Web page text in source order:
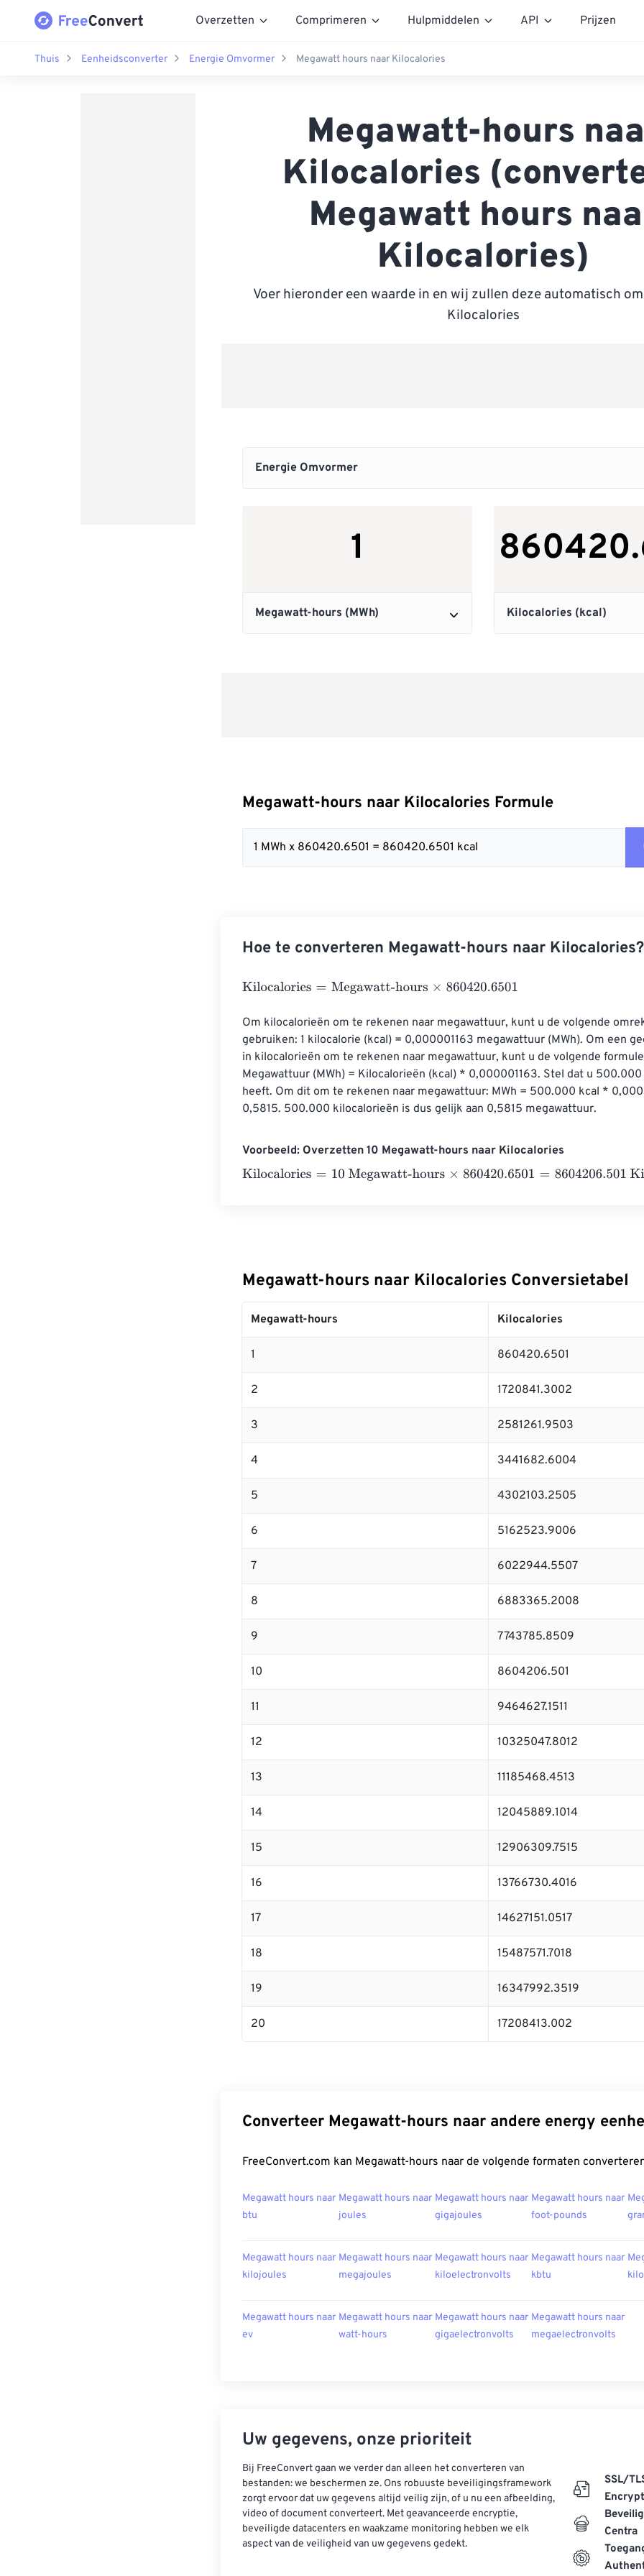
Overzetten Comprimeren Hulpmiddelen API Prijzen
Thuis Eenheidsconverter Energie Omvormer Megawatt hours naar Kilocalories
Megawatt-hours
Kilocalories
Megawatt hours
Kilocalories)
Voer hieronder een waarde in en wij zullen deze automatisch
Kilocalories
Megawatt-hours naar Kilocalories Formule
1 MWh x 860420.6501 = 860420.6501 kcal
Hoe te converteren Megawatt-hours naar Kilocalories?
Kilocalories=Megawatt-hours×860420.6501
Om kilocalorieën om te rekenen naar megawattuur, kunt u de volgende
gebruiken: 1 kilocalorie (kcal) = 0,000001163 megawattuur (MWh). Om een
in kilocalorieën om te rekenen naar megawattuur, kunt u de volgende
Megawattuur (MWh) = Kilocalorieën (kcal) * 0,000001163. Stel dat u
heeft. Om dit om te rekenen naar megawattuur: MWh = 500.000 kcal *
0,5815. 500.000 kilocalorieën is dus gelijk aan 0,5815 megawattuur.
Voorbeeld: Overzetten 10 Megawatt-hours naar Kilocalories
Kilocalories=10 Megawatt-hours×860420.6501=8604206.501 Kilocalories
Megawatt-hours naar Kilocalories Conversietabel
Megawatt-hours Kilocalories
1 860420.6501
2 1720841.3002
3 2581261.9503
4 3441682.6004
5 4302103.2505
6 5162523.9006
7 6022944.5507
8 6883365.2008
9 7743785.8509
10 8604206.501
11 9464627.1511
12 10325047.8012
13 11185468.4513
14 12045889.1014
15 12906309.7515
16 13766730.4016
17 14627151.0517
18 15487571.7018
19 16347992.3519
20 17208413.002
Converteer Megawatt-hours naar andere energy
FreeConvert.com kan Megawatt-hours naar de volgende formaten
Megawatt hours naar
btu
Megawatt hours naar
joules
Megawatt hours naar
gigajoules
Megawatt hours naar
foot-pounds
Megawatt hours naar
kilojoules
Megawatt hours naar
megajoules
Megawatt hours naar
kiloelectronvolts
Megawatt hours naar
kbtu
Megawatt hours naar
ev
Megawatt hours naar
watt-hours
Megawatt hours naar
gigaelectronvolts
Megawatt hours naar
megaelectronvolts
Uw gegevens, onze prioriteit
Bij FreeConvert gaan we verder dan alleen het converteren van
bestanden: we beschermen ze. Ons robuuste beveiligingsframework
zorgt ervoor dat uw gegevens altijd veilig zijn, of u nu een afbeelding,
video of document converteert. Met geavanceerde encryptie,
beveiligde datacenters en waakzame monitoring hebben we elk
aspect van de veiligheid van uw gegevens gedekt.
SSL/
Centra